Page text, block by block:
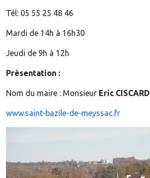
Tél: 05 55 25 48 46
Mardi de 14h à 16h30
Jeudi de 9h à 12h
Présentation :
Nom du maire : Monsieur Eric CISCARD
www.saint-bazile-de-meyssac.fr